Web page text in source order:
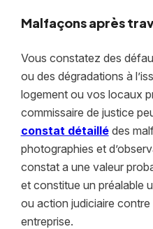
Malfaçons après
Vous constatez des
ou des dégradations à
logement ou vos locaux
commissaire de justice
constat détaillédes
photographies et
constat a une valeur
et constitue un préalable
ou action judiciaire
entreprise.